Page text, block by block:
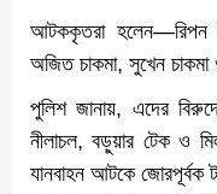
আটককৃতরা হলেন—রিপন
অজিত চাকমা, সুখেন
পুলিশ জানায়, এদের
নীলাচল, বড়ুয়ার টেক ও
যানবাহন আটকে জোরপূর্বক